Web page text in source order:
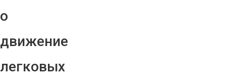
о
движение
легковых